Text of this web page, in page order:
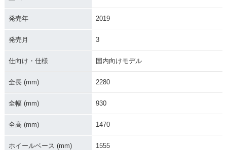
2014年 V-Strom 10
2008年 V-Strom 10
2005年 V-Strom 10
2002年 V-Strom 10
発売年 2019
発売月 3
仕向け・仕様 国内向けモデル
全長 (mm) 2280
全幅 (mm) 930
全高 (mm) 1470
ホイールベース (mm) 1555